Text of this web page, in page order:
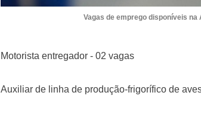
Vagas de emprego disponíveis na
Motorista entregador - 02 vagas
Auxiliar de linha de produção-frigorífico de